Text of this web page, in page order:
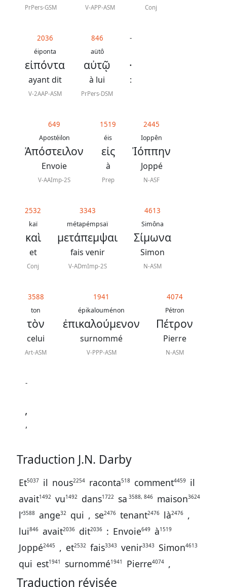
PrPers-GSM V-APP-ASM Conj
2036
éiponta
εἰπόντα
ayant dit
V-2AAP-ASM
846
aütô
αὐτῷ
à lui
PrPers-DSM
-
·
:
649
Apostéilon
Ἀπόστειλον
Envoie
V-AAImp-2S
1519
éis
εἰς
à
Prep
2445
Ioppên
Ἰόππην
Joppé
N-ASF
2532
kaï
καὶ
et
Conj
3343
métapémpsaï
μετάπεμψαι
fais venir
V-ADmImp-2S
4613
Simôna
Σίμωνα
Simon
N-ASM
3588
ton
τὸν
celui
Art-ASM
1941
épikalouménon
ἐπικαλούμενον
surnommé
V-PPP-ASM
4074
Pétron
Πέτρον
Pierre
N-ASM
-
,
,
Traduction J.N. Darby
Et5037 il nous2254 raconta518 comment4459
il
avait1492 vu1492 dans1722 sa 3588, 846 maison3624
l’3588 ange32 qui , se2476 tenant2476 là2476
,
lui846 avait2036 dit2036 : Envoie649 à1519
Joppé2445 , et2532 fais3343 venir3343 Simon4613
qui est1941 surnommé1941 Pierre4074 ,
Traduction révisée
Traduction
Darby
révisée
contacter
Signaler
erreur
Participer
coûts